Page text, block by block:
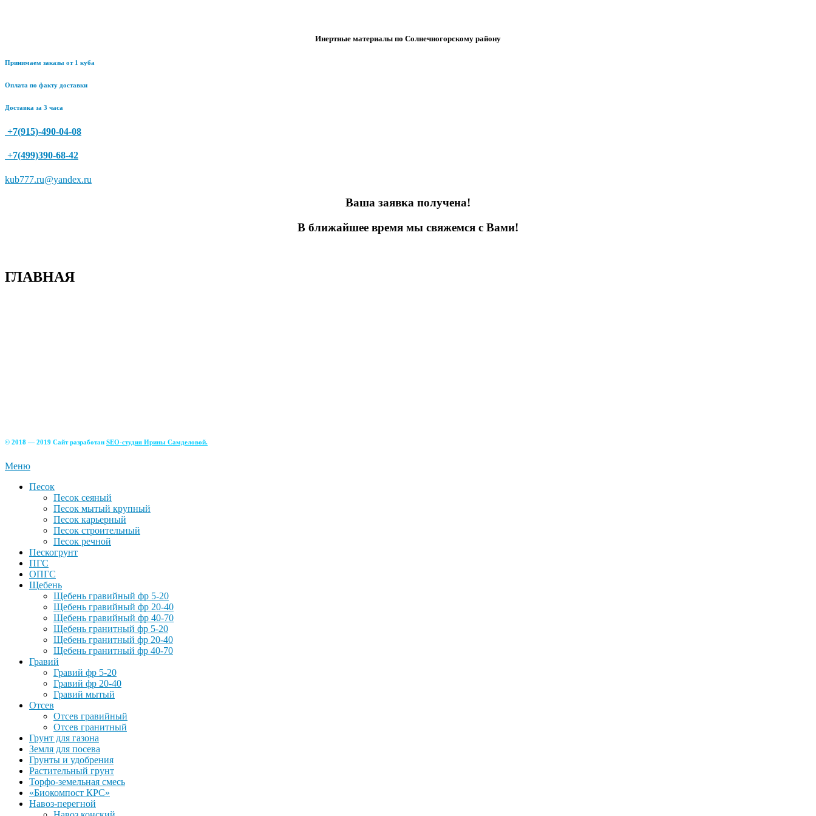
Инертные материалы по Солнечногорскому району
Принимаем заказы от 1 куба
Оплата по факту доставки
Доставка за 3 часа
+7(915)-490-04-08
+7(499)390-68-42
kub777.ru@yandex.ru
Ваша заявка получена!
В ближайшее время мы свяжемся с Вами!
ГЛАВНАЯ
© 2018 — 2019 Сайт разработан SEO-студия Ирины Самделовой.
Меню
Песок
Песок сеяный
Песок мытый крупный
Песок карьерный
Песок строительный
Песок речной
Пескогрунт
ПГС
ОПГС
Щебень
Щебень гравийный фр 5-20
Щебень гравийный фр 20-40
Щебень гравийный фр 40-70
Щебень гранитный фр 5-20
Щебень гранитный фр 20-40
Щебень гранитный фр 40-70
Гравий
Гравий фр 5-20
Гравий фр 20-40
Гравий мытый
Отсев
Отсев гравийный
Отсев гранитный
Грунт для газона
Земля для посева
Грунты и удобрения
Растительный грунт
Торфо-земельная смесь
«Биокомпост КРС»
Навоз-перегной